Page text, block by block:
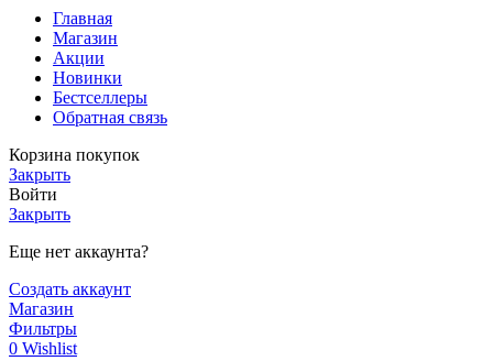
Главная
Магазин
Акции
Новинки
Бестселлеры
Обратная связь
Корзина покупок
Закрыть
Войти
Закрыть
Еще нет аккаунта?
Создать аккаунт
Магазин
Фильтры
0 Wishlist